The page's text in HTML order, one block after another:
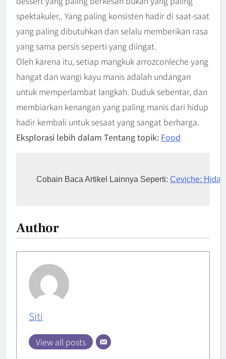
spektakuler,. Yang paling konsisten hadir di saat-saat
yang paling dibutuhkan dan selalu memberikan rasa
yang sama persis seperti yang diingat.
Oleh karena itu, setiap mangkuk arrozconleche yang
hangat dan wangi kayu manis adalah undangan
untuk memperlambat langkah. Duduk sebentar, dan
membiarkan kenangan yang paling manis dari hidup
hadir kembali untuk sesaat yang sangat berharga.
Eksplorasi lebih dalam Tentang topik: Food
Cobain Baca Artikel Lainnya Seperti: Ceviche:
Author
Siti
View all posts